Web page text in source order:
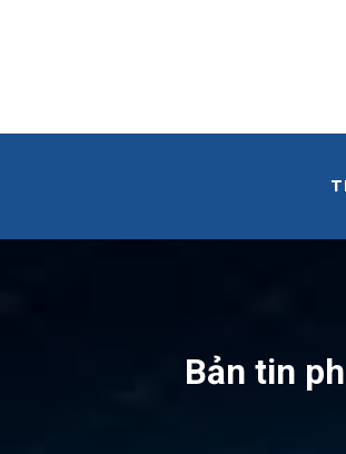
Bản tin